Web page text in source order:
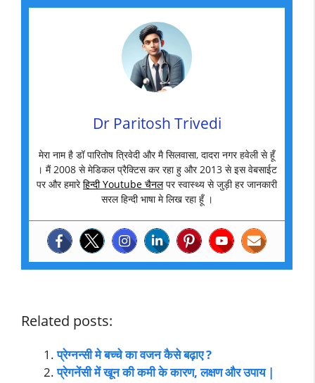
Dr Paritosh Trivedi
मेरा नाम है डॉ पारितोष त्रिवेदी और मै सिलवासा, दादरा नगर हवेली से हूँ
। मैं 2008 से मेडिकल प्रैक्टिस कर रहा हु और 2013 से इस वेबसाईट
पर और हमारेहिन्दी Youtube चैनलपर स्वास्थ्य से जुड़ी हर जानकारी
सरल हिन्दी भाषा मे लिख रहा हूँ ।
Related posts:
प्रेग्नन्सी मे बच्चे का वजन कैसे बढ़ाए ?
प्रेगनेंसी में खून की कमी के कारण, लक्षण और उपाय |